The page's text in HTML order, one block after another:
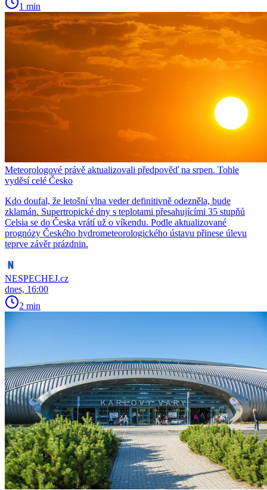
1 min
Meteorologové právě aktualizovali předpověď na srpen. Tohle
vyděsí celé Česko
Kdo doufal, že letošní vlna veder definitivně odezněla, bude
zklamán. Supertropické dny s teplotami přesahujícími 35 stupňů
Celsia se do Česka vrátí už o víkendu. Podle aktualizované
prognózy Českého hydrometeorologického ústavu přinese úlevu
teprve závěr prázdnin.
NESPECHEJ.cz
dnes, 16:00
2 min